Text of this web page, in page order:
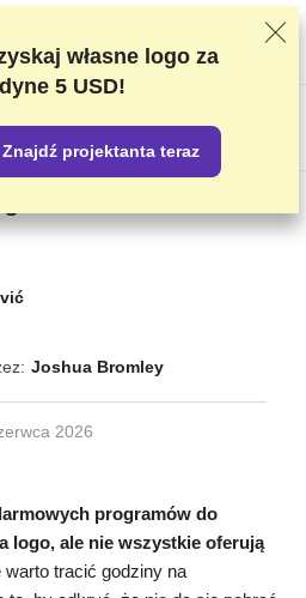
rygorystyczne testy i badania, ale także
i nasze umowy handlowe z
partnerskie.Oświadczenie dotyczące
US$
do tworzenia
Joshua Bromley
2026
programów do
logo, ale nie wszystkie oferują
warto tracić godziny na
własne logo za
5 USD!
Znajdź projektanta teraz